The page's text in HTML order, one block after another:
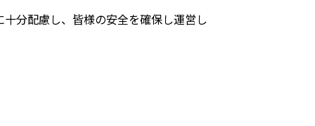
分配慮し、皆様の安全を確保し運営し